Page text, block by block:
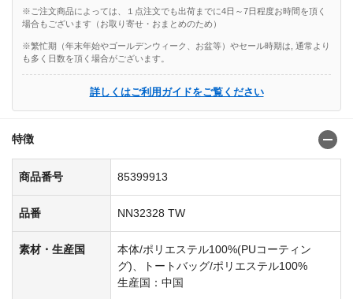
※ご注文商品によっては、１点注文でも出荷までに4日～7日程度お時間を頂く
場合もございます（お取り寄せ・おまとめのため）
※繁忙期（年末年始やゴールデンウィーク、お盆等）やセール時期は, 通常より
も多く日数を頂く場合がございます。
詳しくはご利用ガイドをご覧ください
特徴
商品番号 85399913
品番 NN32328 TW
素材・生産国
本体/ポリエステル100%(PUコーティン
グ)、トートバッグ/ポリエステル100%
生産国：中国